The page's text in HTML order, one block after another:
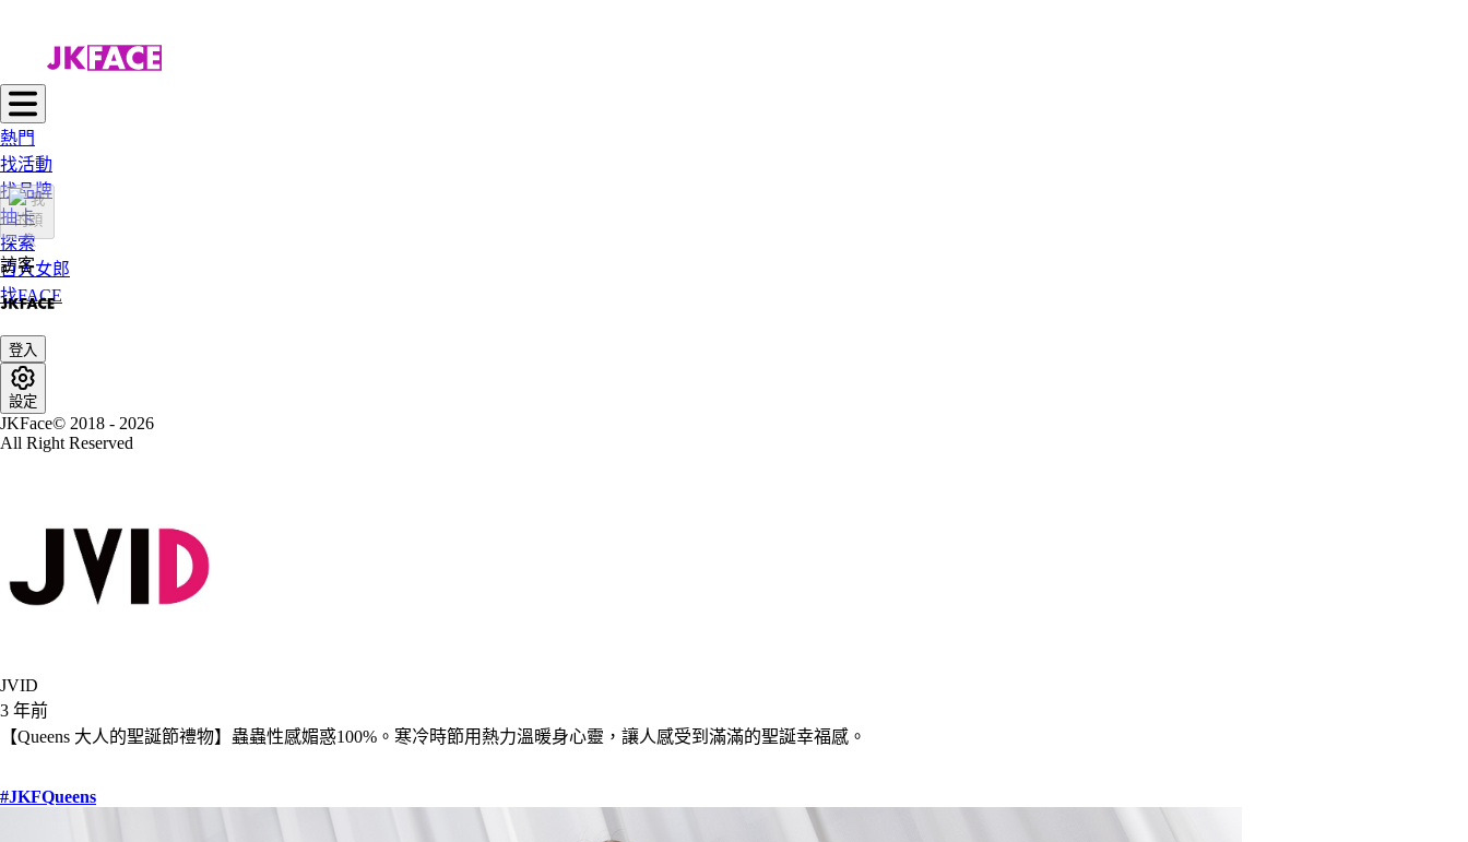
熱門
找活動
找品牌
抽卡
探索
百大女郎
找FACE
訪客
登入
設定
JKFace© 2018 - 2026
All Right Reserved
JVID
3 年前
【Queens 大人的聖誕節禮物】蟲蟲性感媚惑100%。寒冷時節用熱力溫暖身心靈，讓人感受到滿滿的聖誕幸福感。
#JKFQueens